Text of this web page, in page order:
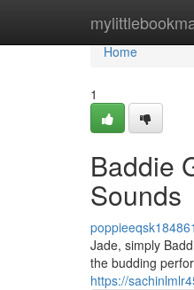
Home
Home
1
Baddie
Sounds
poppieeqsk184861
Jade, simply
the budding
https://